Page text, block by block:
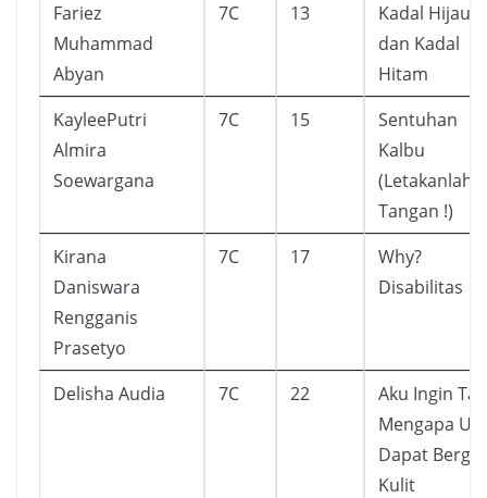
Fariez
Muhammad
Abyan
7C 13
Kadal Hijau
dan Kadal
Hitam
KayleePutri
Almira
Soewargana
7C 15
Sentuhan
Kalbu
(Letakanlah
Tangan !)
Kirana
Daniswara
Rengganis
Prasetyo
7C 17
Why?
Disabilitas
Delisha Audia 7C 22
Aku Ingin
Mengapa
Dapat
Kulit